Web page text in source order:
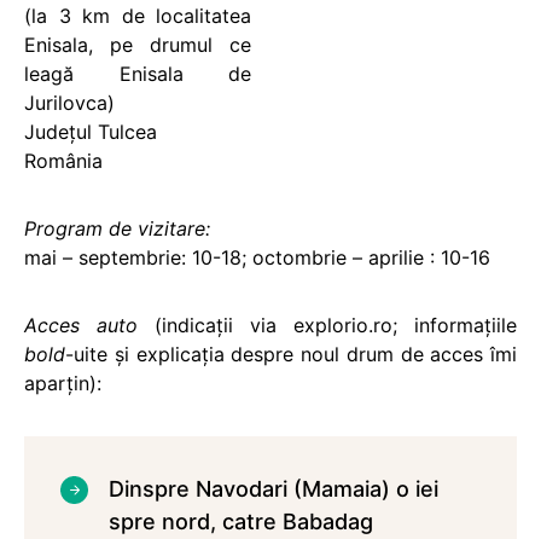
(la 3 km de localitatea
Enisala, pe drumul ce
leagă Enisala de
Jurilovca)
Judeţul Tulcea
România
Program de vizitare:
mai – septembrie: 10-18; octombrie – aprilie : 10-16
Acces auto (indicaţii via explorio.ro; informaţiile
bold-uite şi explicaţia despre noul drum de acces îmi
aparţin):
Dinspre Navodari (Mamaia) o iei
spre nord, catre Babadag